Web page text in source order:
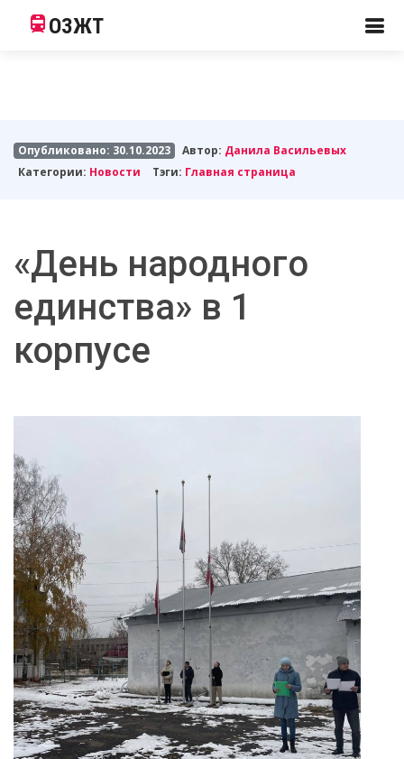
ОЗЖТ
Опубликовано: 30.10.2023 Автор: Данила Васильевых
Категории: Новости Тэги: Главная страница
«День народного
единства» в 1
корпусе